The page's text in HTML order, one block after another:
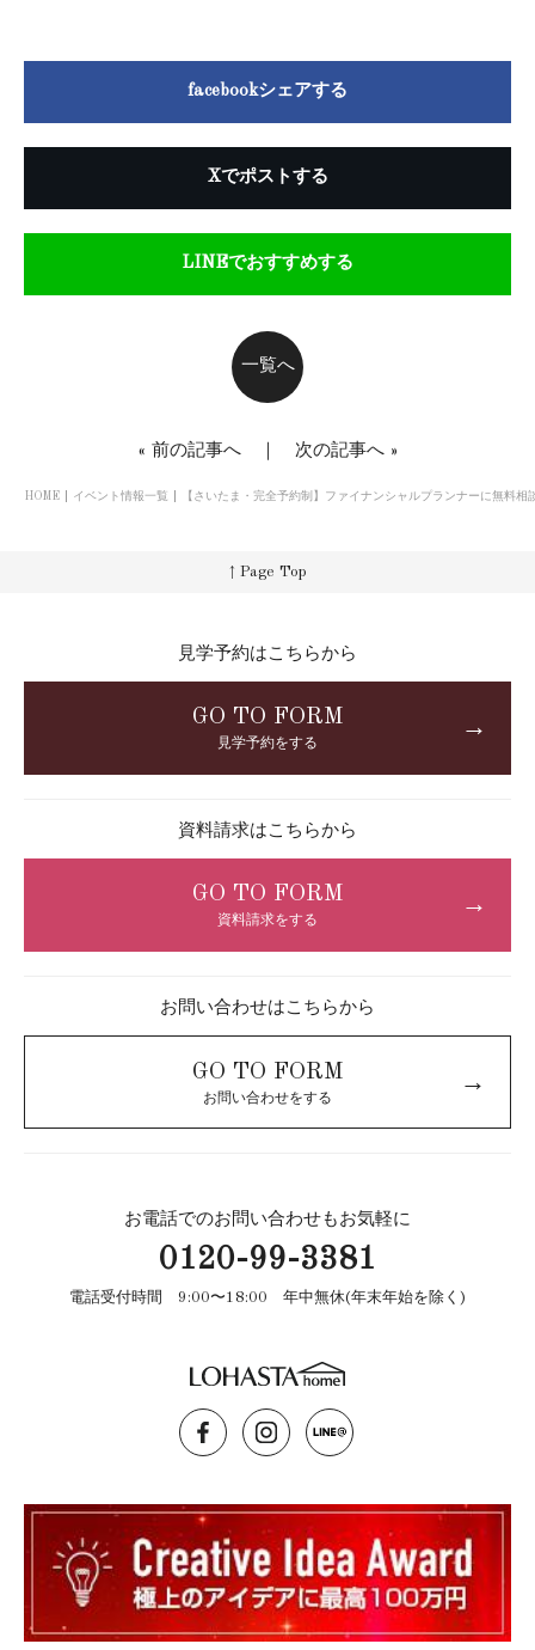
facebookシェアする
Xでポストする
LINEでおすすめする
一覧へ
« 前の記事へ｜ 次の記事へ»
HOME イベント情報一覧 【さいたま・完全予約制】ファイナンシャルプランナーに無料相
↑ Page Top
見学予約はこちらから
GO TO FORM
見学予約をする
→
資料請求はこちらから
GO TO FORM
資料請求をする
→
お問い合わせはこちらから
GO TO FORM
お問い合わせをする
→
お電話でのお問い合わせもお気軽に
0120-99-3381
電話受付時間 9:00〜18:00 年中無休(年末年始を除く)